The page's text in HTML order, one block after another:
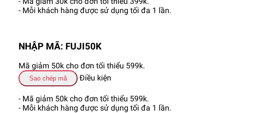
- Mỗi khách hàng được sử dụng tối đa 1 lần.
NHẬP MÃ: FUJI50K
Mã giảm 50k cho đơn tối thiểu 599k.
Sao chép mã Điều kiện
- Mã giảm 50k cho đơn tối thiểu 599k.
- Mỗi khách hàng được sử dụng tối đa 1 lần.